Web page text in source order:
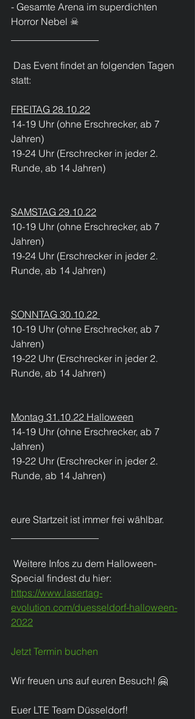
- Gesamte Arena im superdichten
Horror Nebel ☠
statt:
FREITAG 28.10.22
14-19 Uhr (ohne Erschrecker, ab 7
Jahren)
19-24 Uhr (Erschrecker in jeder 2.
Runde, ab 14 Jahren)
SAMSTAG 29.10.22
10-19 Uhr (ohne Erschrecker, ab 7
Jahren)
19-24 Uhr (Erschrecker in jeder 2.
Runde, ab 14 Jahren)
SONNTAG 30.10.22
10-19 Uhr (ohne Erschrecker, ab 7
Jahren)
19-22 Uhr (Erschrecker in jeder 2.
Runde, ab 14 Jahren)
Montag 31.10.22 Halloween
14-19 Uhr (ohne Erschrecker, ab 7
Jahren)
19-22 Uhr (Erschrecker in jeder 2.
Runde, ab 14 Jahren)
eure Startzeit ist immer frei wählbar.
Special findest du hier:
https://www.lasertag-
evolution.com/duesseldorf-halloween-
2022
Jetzt Termin buchen
Wir freuen uns auf euren Besuch! 🤗
Euer LTE Team Düsseldorf!